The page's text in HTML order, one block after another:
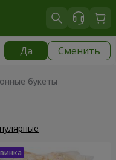
Да Сменить
букеты